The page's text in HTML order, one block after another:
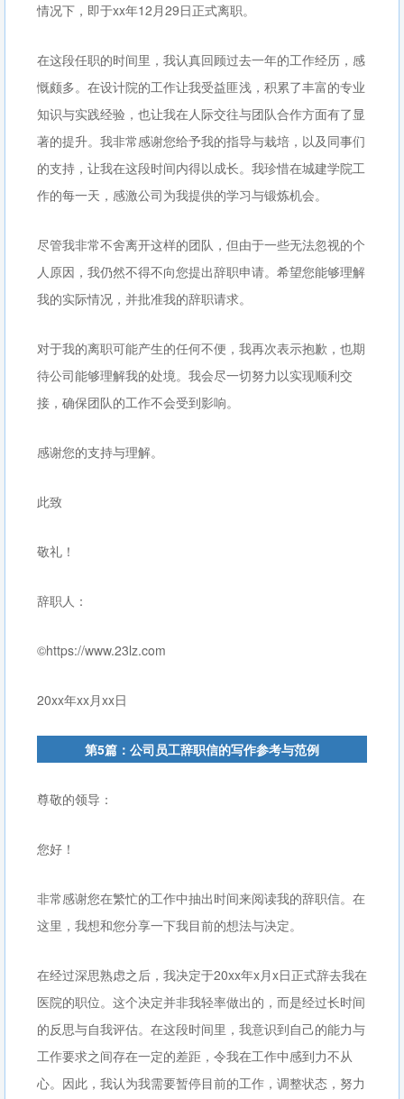
情况下，即于xx年12月29日正式离职。
在这段任职的时间里，我认真回顾过去一年的工作经历，感
慨颇多。在设计院的工作让我受益匪浅，积累了丰富的专业
知识与实践经验，也让我在人际交往与团队合作方面有了显
著的提升。我非常感谢您给予我的指导与栽培，以及同事们
的支持，让我在这段时间内得以成长。我珍惜在城建学院工
作的每一天，感激公司为我提供的学习与锻炼机会。
尽管我非常不舍离开这样的团队，但由于一些无法忽视的个
人原因，我仍然不得不向您提出辞职申请。希望您能够理解
我的实际情况，并批准我的辞职请求。
对于我的离职可能产生的任何不便，我再次表示抱歉，也期
待公司能够理解我的处境。我会尽一切努力以实现顺利交
接，确保团队的工作不会受到影响。
感谢您的支持与理解。
此致
敬礼！
辞职人：
©https://www.23lz.com
20xx年xx月xx日
第5篇：公司员工辞职信的写作参考与范例
尊敬的领导：
您好！
非常感谢您在繁忙的工作中抽出时间来阅读我的辞职信。在
这里，我想和您分享一下我目前的想法与决定。
在经过深思熟虑之后，我决定于20xx年x月x日正式辞去我在
医院的职位。这个决定并非我轻率做出的，而是经过长时间
的反思与自我评估。在这段时间里，我意识到自己的能力与
工作要求之间存在一定的差距，令我在工作中感到力不从
心。因此，我认为我需要暂停目前的工作，调整状态，努力